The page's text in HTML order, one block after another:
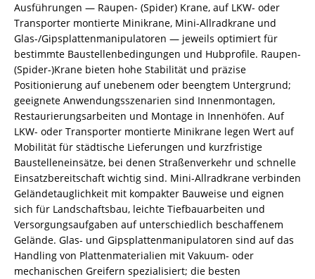
Ausführungen — Raupen- (Spider) Krane, auf LKW- oder
Transporter montierte Minikrane, Mini-Allradkrane und
Glas-/Gipsplattenmanipulatoren — jeweils optimiert für
bestimmte Baustellenbedingungen und Hubprofile. Raupen-
(Spider-)Krane bieten hohe Stabilität und präzise
Positionierung auf unebenem oder beengtem Untergrund;
geeignete Anwendungsszenarien sind Innenmontagen,
Restaurierungsarbeiten und Montage in Innenhöfen. Auf
LKW- oder Transporter montierte Minikrane legen Wert auf
Mobilität für städtische Lieferungen und kurzfristige
Baustelleneinsätze, bei denen Straßenverkehr und schnelle
Einsatzbereitschaft wichtig sind. Mini-Allradkrane verbinden
Geländetauglichkeit mit kompakter Bauweise und eignen
sich für Landschaftsbau, leichte Tiefbauarbeiten und
Versorgungsaufgaben auf unterschiedlich beschaffenem
Gelände. Glas- und Gipsplattenmanipulatoren sind auf das
Handling von Plattenmaterialien mit Vakuum- oder
mechanischen Greifern spezialisiert; die besten